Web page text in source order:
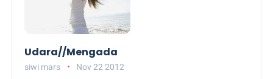
Udara//Mengada
siwi mars Nov 22 2012